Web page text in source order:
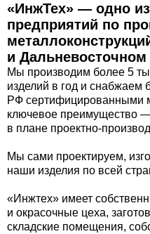
«ИнжТех» — одно
предприятий по
и
Мы производим более 5
изделий в год и снабжаем
РФ сертифицированными
ключевое преимущество
в плане проектно-
Мы сами проектируем,
наши изделия по всей
«Инжтех» имеет
и окрасочные цеха,
складские помещения,